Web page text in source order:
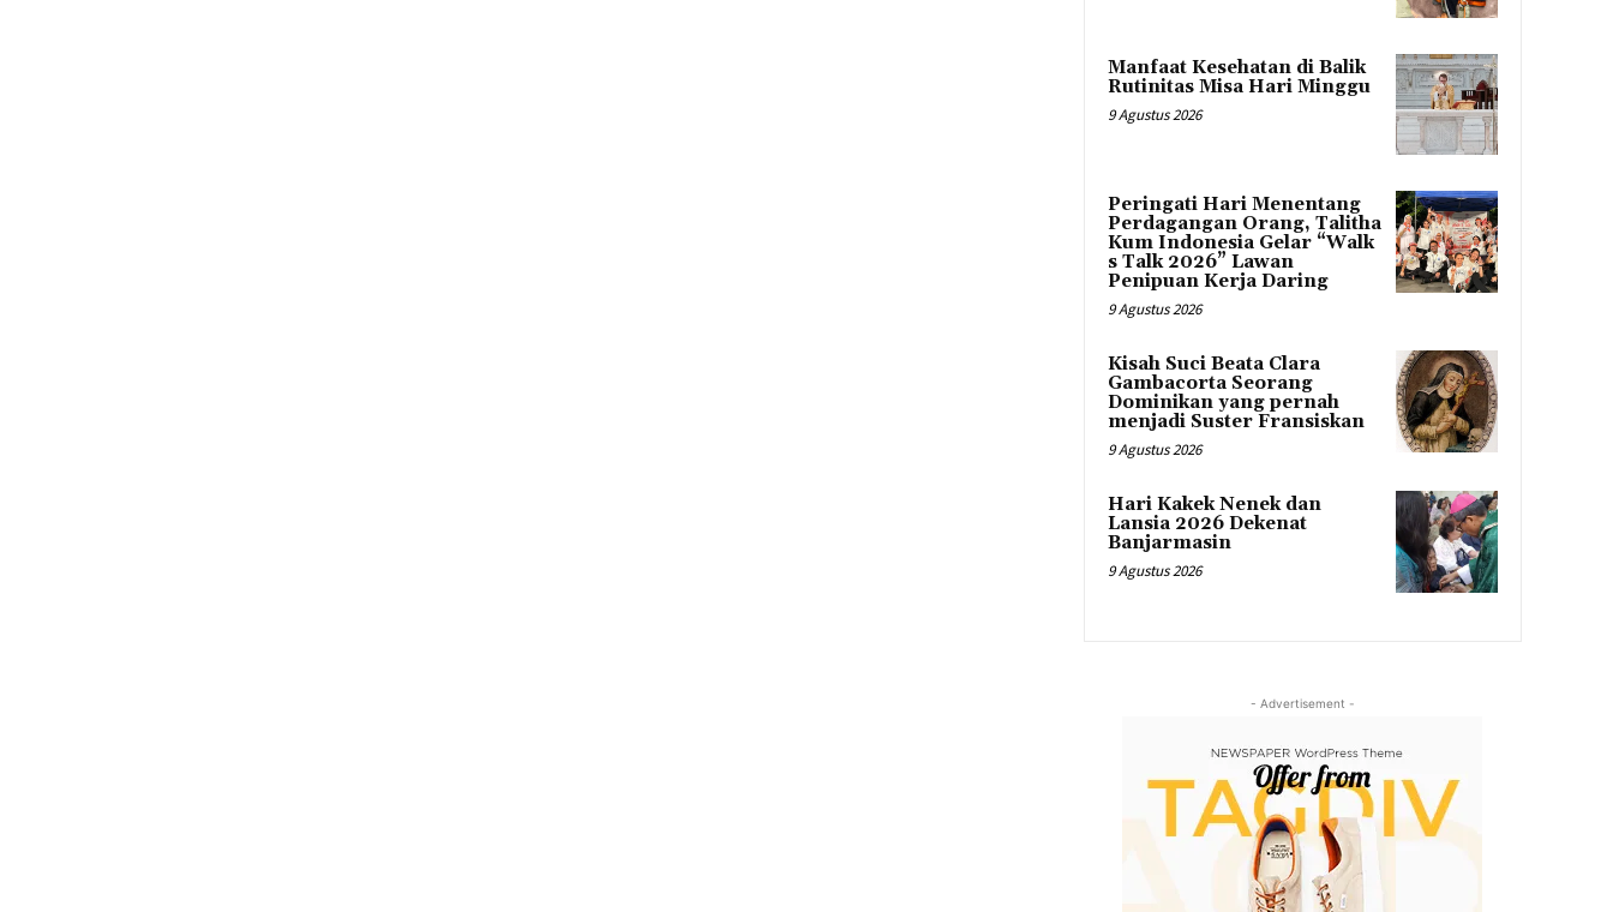
Manfaat Kesehatan di Balik
Rutinitas Misa Hari Minggu
9 Agustus 2026
Peringati Hari Menentang
Perdagangan Orang, Talitha
Kum Indonesia Gelar “Walk
s Talk 2026” Lawan
Penipuan Kerja Daring
9 Agustus 2026
Kisah Suci Beata Clara
Gambacorta Seorang
Dominikan yang pernah
menjadi Suster Fransiskan
9 Agustus 2026
Hari Kakek Nenek dan
Lansia 2026 Dekenat
Banjarmasin
9 Agustus 2026
- Advertisement -